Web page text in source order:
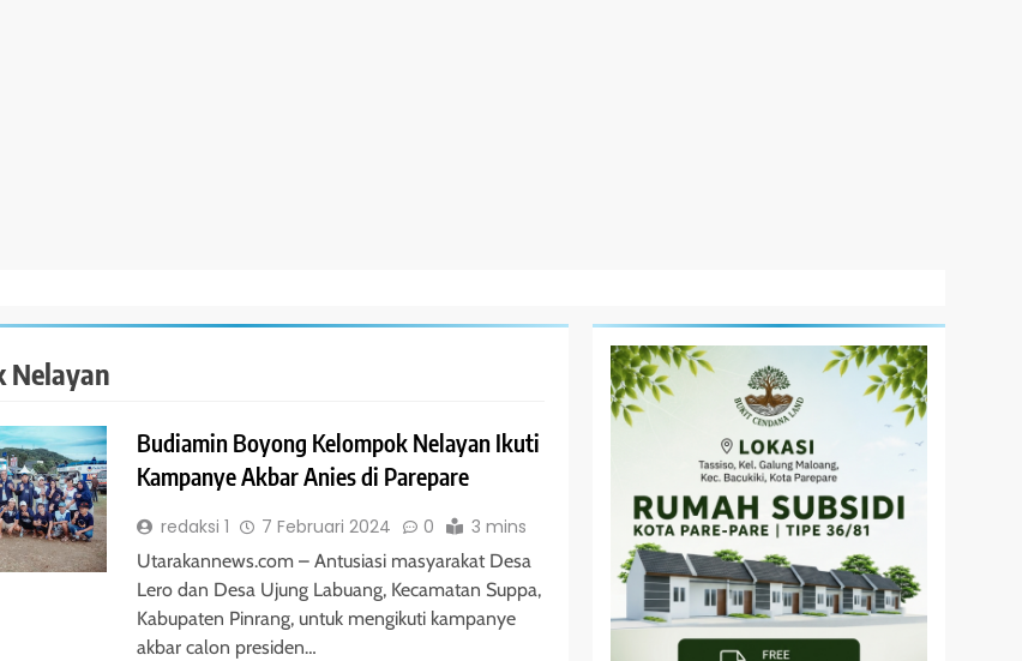
Nelayan
Budiamin Boyong Kelompok Nelayan Ikuti
Kampanye Akbar Anies di Parepare
redaksi 1 7 Februari 2024 0 3 mins
Utarakannews.com – Antusiasi masyarakat Desa
Lero dan Desa Ujung Labuang, Kecamatan Suppa,
Kabupaten Pinrang, untuk mengikuti kampanye
akbar calon presiden…